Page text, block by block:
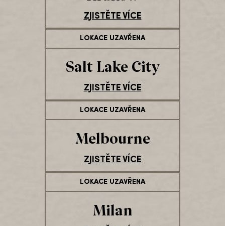
ZJISTĚTE VÍCE
LOKACE UZAVŘENA
Salt Lake City
ZJISTĚTE VÍCE
LOKACE UZAVŘENA
Melbourne
ZJISTĚTE VÍCE
LOKACE UZAVŘENA
Milan